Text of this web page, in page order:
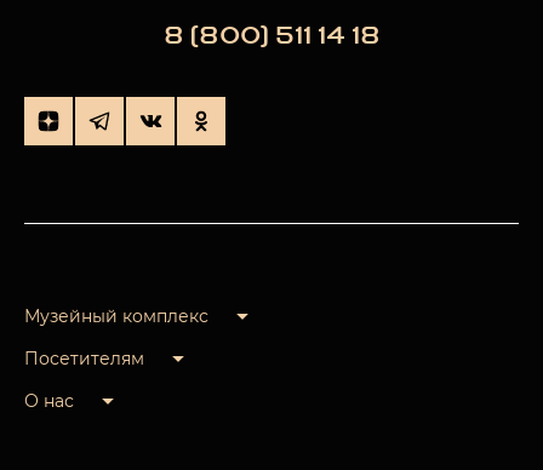
8 (800) 511 14 18
Музейный комплекс
Посетителям
О нас